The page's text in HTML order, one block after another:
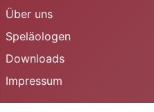
Über uns
Speläologen
Downloads
Impressum